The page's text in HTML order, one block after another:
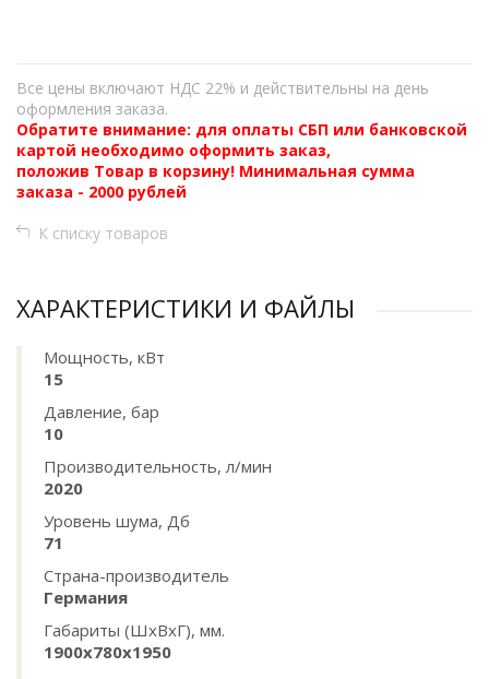
Все цены включают НДС 22% и действительны на день
оформления заказа.
Обратите внимание: для оплаты СБП или банковской
картой необходимо оформить заказ,
положив Товар в корзину! Минимальная сумма
заказа - 2000 рублей
К списку товаров
ХАРАКТЕРИСТИКИ И ФАЙЛЫ
Мощность, кВт
15
Давление, бар
10
Производительность, л/мин
2020
Уровень шума, Дб
71
Страна-производитель
Германия
Габариты (ШхВхГ), мм.
1900х780х1950